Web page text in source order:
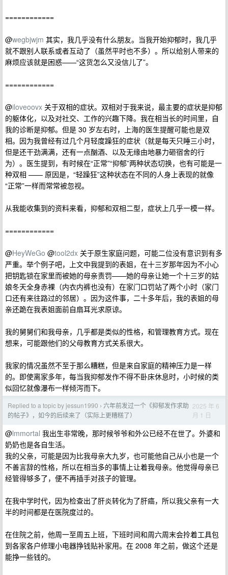
============
@wegbjwjm 其实，我几乎没有什么朋友。当我开始抑郁时，我几乎
就不跟别人联系或者互动了（虽然平时也不多）。所以给别人带来的
麻烦应该就是困惑——“这货怎么又没信儿了”。
============
@iloveoovx 关于双相的症状。双相对于我来说，最主要的症状是抑郁
的躯体化，以及对社交、工作的兴趣下降。我在相当长的时间里，自
我的诊断是抑郁。但是 30 岁左右时，上海的医生提醒可能也是双
相。因为我曾经有过几个月轻度躁狂的症状（就是每天只睡三小时，
但是还干劲满满，还有一点酗酒、以及无缘由地暴力砸宿舍的行
为）。医生提到，有时候在“正常”“抑郁”两种状态切换，也有可能是一
种双相 —— 原因是，“轻躁狂”这种状态在不同的人身上表现的就像
“正常”一样而常常被忽视。
从我能收集到的资料来看，抑郁和双相二型，症状上几乎一模一样。
============
@HeyWeGo @tool2dx 关于原生家庭问题，可能二位没有意识到有多
严重。举个例子吧，上文中我提到的表姐，在十三岁那年因为不小心
把钥匙锁在家里而被她的母亲责罚——她的母亲让她一个十三岁的姑
娘冬天全身赤裸（内衣内裤也没有）在家门口罚站了两个小时（家门
口还有来往路过的邻居）。因为这件事，二十多年后，我的表姐的母
亲还跪在我表姐面前自扇耳光求原谅。
我的舅舅们和我母亲，几乎都是类似的性格，和管理教育方式。现在
想来，可能跟他们的父母教育方式关系很大。
我家的情况虽然不至于那么糟糕，但是来自家庭的精神压力是一样
的。即使离家多年，每当我抑郁发作不得不卧床休息时，小时候的类
似回忆就像瀑布一样倾泻而下。
Replied to a topic by jessun1990 › 六年前发过一个《抑郁发作求助
的帖子》，如今的后续来了（实际上更糟糕了）
2025 年 6
月 1 日
@lmmortal 我出生非常晚，那时候爷爷和外公已经不在世了。外婆和
奶奶也是各自生活。
我的父亲，可能是因为比我母亲大九岁，也可能他自己从小也是一个
不善言辞的性格，所以在相当多的事情上让着我母亲。他觉得母亲已
经管得够多了，便不再插手对孩子的管理。
在我中学时代，因为检查出了肝炎转化为了肝癌，所以我父亲有一大
半的时间都是在医院度过的。
在住院之前，他周一至周五上班，下班时间和周六周末会拎着工具包
到各家各户修理小电器挣钱贴补家用。在 2008 年之前，做这个还是
能挣一些钱的。